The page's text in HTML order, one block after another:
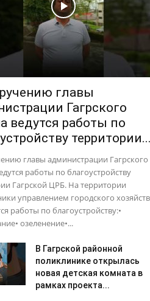
главы
Гагрского
ведутся работы по
территории...
главы администрации Гагрского
работы по благоустройству
Гагрской ЦРБ. На территории
управлением городского
работы по благоустройству:•
озеленение•...
В Гагрской районной
поликлинике открылась
новая детская комната в
рамках проекта...